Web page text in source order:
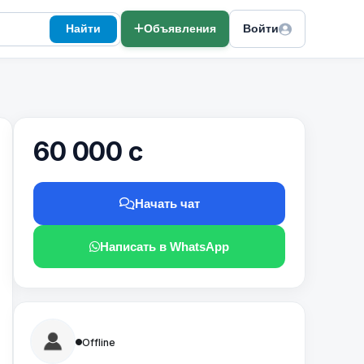
Найти Объявления Войти
60 000 с
Начать чат
Написать в WhatsApp
Offline